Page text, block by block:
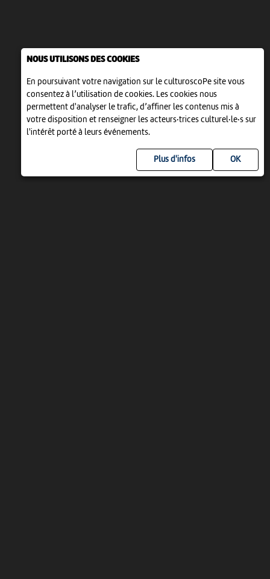
NOUS UTILISONS DES COOKIES
En poursuivant votre navigation sur le culturoscoPe site vous
consentez à l’utilisation de cookies. Les cookies nous
permettent d'analyser le trafic, d’affiner les contenus mis à
votre disposition et renseigner les acteurs·trices culturel·le·s sur
l'intérêt porté à leurs événements.
Plus d'infos